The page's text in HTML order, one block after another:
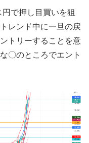
で押し目買いを狙
レンド中に一旦の戻
トリーすることを意
〇のところでエント